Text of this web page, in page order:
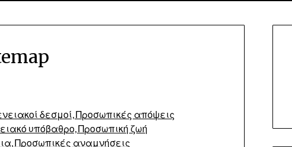
δεσμοί, Προσωπικές απόψεις
υπόβαθρο, Προσωπική ζωή
Προσωπικές αναμνήσεις